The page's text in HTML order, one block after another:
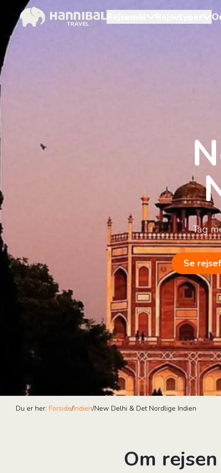
Tag
Se
Du er her: Forside/Indien/New Delhi & Det Nordlige Indien
Om rejsen